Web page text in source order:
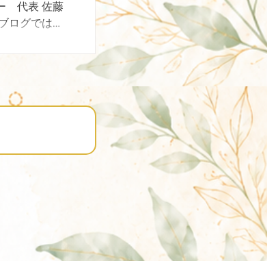
代表 佐藤
ログでは、